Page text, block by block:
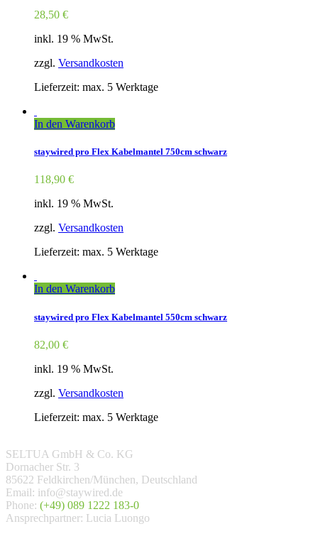
28,50 €
inkl. 19 % MwSt.
zzgl. Versandkosten
Lieferzeit: max. 5 Werktage
In den Warenkorb
staywired pro Flex Kabelmantel 750cm schwarz
118,90 €
inkl. 19 % MwSt.
zzgl. Versandkosten
Lieferzeit: max. 5 Werktage
In den Warenkorb
staywired pro Flex Kabelmantel 550cm schwarz
82,00 €
inkl. 19 % MwSt.
zzgl. Versandkosten
Lieferzeit: max. 5 Werktage
SELTUA GmbH & Co. KG
Dornacher Str. 3
85622 Feldkirchen/München, Deutschland
Email: info@staywired.de
Phone: (+49) 089 1222 183-0
Ansprechpartner: Lucia Luongo